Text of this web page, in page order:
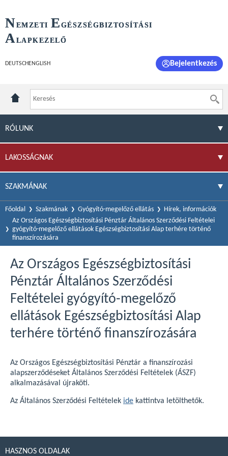
NEMZETI E GÉSZSÉGBIZTOSÍTÁSI
ALAPKEZELŐ
DEUTSCH ENGLISH Bejelentkezés
RÓLUNK
LAKOSSÁGNAK
SZAKMÁNAK
Főoldal Szakmának Gyógyító-megelőző ellátás
Hírek, információk
Az Országos Egészségbiztosítási Pénztár Általános Szerződési Feltételei
gyógyító-megelőző ellátások Egészségbiztosítási Alap terhére történő
finanszírozására
Az Országos Egészségbiztosítási
Pénztár Általános Szerződési
Feltételei gyógyító-megelőző
ellátások Egészségbiztosítási Alap
terhére történő finanszírozására
Az Országos Egészségbiztosítási Pénztár a finanszírozási
alapszerződéseket Általános Szerződési Feltételek (ÁSZF)
alkalmazásával újraköti.
Az Általános Szerződési Feltételek ide kattintva letölthetők.
HASZNOS OLDALAK